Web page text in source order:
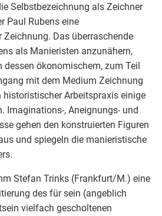
Selbstbezeichnung als Zeichner
Paul Rubens eine
Das überraschende
als Manieristen anzunähern,
ökonomischem, zum Teil
mit dem Medium Zeichnung
historistischer Arbeitspraxis einige
Imaginations-, Aneignungs- und
gehen den konstruierten Figuren
und spiegeln die manieristische
Stefan Trinks (Frankfurt/M.) eine
des für sein (angeblich
vielfach gescholtenen